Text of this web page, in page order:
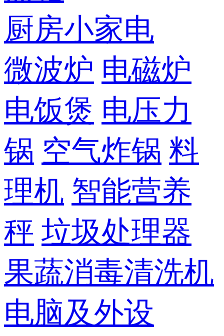
厨房小家电
微波炉 电磁炉
电饭煲 电压力
锅 空气炸锅 料
理机 智能营养
秤 垃圾处理器
果蔬消毒清洗机
电脑及外设